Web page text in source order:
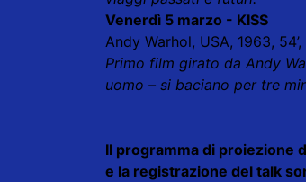
Venerdì 5 marzo - KISS
Andy Warhol, USA, 1963,
Primo film girato da Andy
uomo – si baciano per tre
Il programma di proiezione
e la registrazione del talk